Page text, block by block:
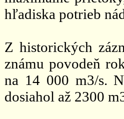
hľadiska potrieb
Z historických
známu povodeň
na 14 000 m3/s.
dosiahol až 2300